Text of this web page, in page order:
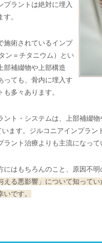
プラントは絶対に埋入
。
施術されているインプ
ン＝チタニウム）とい
部補綴物や上部構造
っても、骨内に埋入す
多々あります。
ント・システムは、上部補綴
ます。ジルコニアインプラ
ント治療よりも主流になっ
はもちろんのこと、原因不
える悪影響」について知って
です。